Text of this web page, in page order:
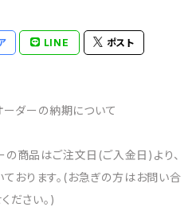
LINE ポスト
ーダーの納期について
の商品はご注文日(ご入金日)より、
おります。(お急ぎの方はお問い合
ださい。)